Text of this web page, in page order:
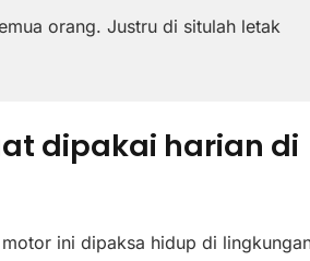
orang. Justru di situlah letak
dipakai harian di
ini dipaksa hidup di